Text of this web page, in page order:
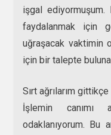
işgal ediyormuşum.
faydalanmak için
uğraşacak vaktimin
için bir talepte
Sırt ağrılarım
İşlemin canımı
odaklanıyorum.